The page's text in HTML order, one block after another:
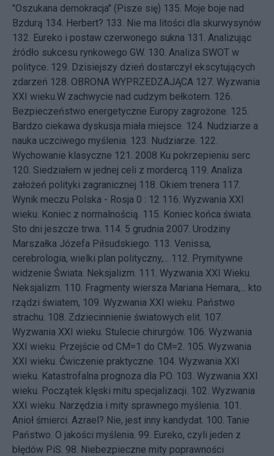
"Oszukana demokracja" (Pisze się) 135. Moje boje nad
Bzdurą 134. Herbert? 133. Nie ma litości dla skurwysynów
132. Eureko i postaw czerwonego sukna 131. Analizując
źródło sukcesu rynkowego GW. 130. Analiza SWOT w
polityce. 129. Dzisiejszy dzień dostarczył ekscytujących
zdarzeń 128. OBRONA WYPRZEDZAJĄCA 127. Wyzwania
XXI wieku.W zachwycie nad cudzym bełkotem. 126.
Bezpieczeństwo energetyczne Europy zagrożone. 125.
Bardzo ciekawa dyskusja miała miejsce. 124. Nudziarze a
nauka uczciwego myślenia. 123. Nudziarze. 122.
Wychowanie klasyczne 121. 2008 Ku pokrzepieniu serc
120. Siedziałem w jednej celi z mordercą 119. Analiza
założeń polityki zagranicznej 118. Okiem trenera 117.
Wynik meczu Polska - Rosja 0 : 12 116. Wyzwania XXI
wieku. Koniec z normalnością. 115. Koniec końca świata.
Sto dni jeszcze trwa. 114. 5 grudnia 2007. Urodziny
Marszałka Józefa Piłsudskiego. 113. Venissa,
cerebrologia, wielki plan polityczny,... 112. Prymitywne
widzenie Świata. Neksjalizm. 111. Wyzwania XXI Wieku.
Neksjalizm. 110. Fragmenty wiersza Mariana Hemara,... kto
rządzi światem, 109. Wyzwania XXI wieku. Państwo
strachu. 108. Zdziecinnienie światowych elit. 107.
Wyzwania XXI wieku. Stulecie chirurgów. 106. Wyzwania
XXI wieku. Przejście od CM=1 do CM=2. 105. Wyzwania
XXI wieku. Ćwiczenie praktyczne. 104. Wyzwania XXI
wieku. Katastrofalna prognoza dla PO. 103. Wyzwania XXI
wieku. Początek klęski mitu specjalizacji. 102. Wyzwania
XXI wieku. Narzędzia i mity sprawnego myślenia. 101.
Anioł śmierci. Azrael? Nie, jest inny kandydat. 100. Tanie
Państwo. O jakości myślenia. 99. Eureko, czyli jeden z
błędów PiS. 98. Niebezpieczne mity poprawności